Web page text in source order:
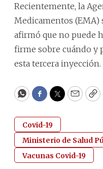
Recientemente, la
Medicamentos
afirmó que no puede
firme sobre cuándo y
esta tercera inyección.
WhatsApp
Facebook
Twitter
Email
Covid-19
Ministerio de Salud
Vacunas Covid-19